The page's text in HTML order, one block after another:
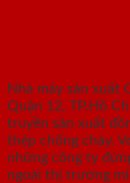
Nhà máy sản xuất
Quận 12, TP.Hồ
truyền sản xuất
thép chống cháy.
những công ty
ngoài thị trường